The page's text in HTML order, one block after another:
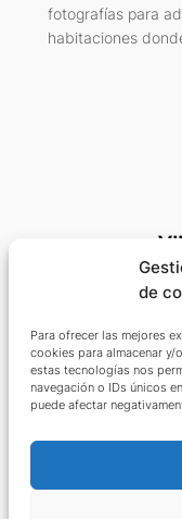
de
Para ofrecer las mejores
cookies para almacenar
estas tecnologías nos
navegación o IDs únicos
puede afectar
fotografías para
habitaciones
Fotógrafo
Español
Sobre mí